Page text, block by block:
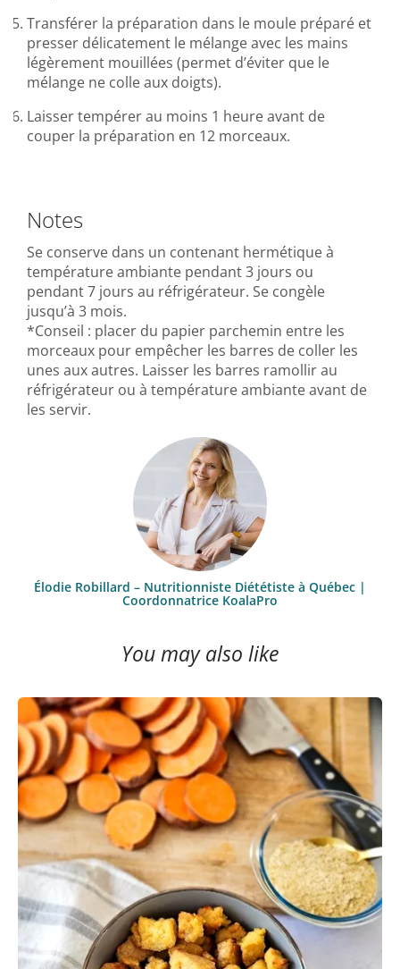
Transférer la préparation dans le moule préparé et
presser délicatement le mélange avec les mains
légèrement mouillées (permet d’éviter que le
mélange ne colle aux doigts).
Laisser tempérer au moins 1 heure avant de
couper la préparation en 12 morceaux.
Notes
Se conserve dans un contenant hermétique à
température ambiante pendant 3 jours ou
pendant 7 jours au réfrigérateur. Se congèle
jusqu’à 3 mois.
*Conseil : placer du papier parchemin entre les
morceaux pour empêcher les barres de coller les
unes aux autres. Laisser les barres ramollir au
réfrigérateur ou à température ambiante avant de
les servir.
Élodie Robillard – Nutritionniste Diététiste à Québec |
Coordonnatrice KoalaPro
You may also like